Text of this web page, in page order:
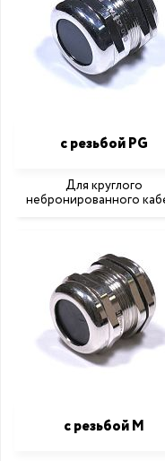
с резьбой PG
Для круглого
небронированного
с резьбой M